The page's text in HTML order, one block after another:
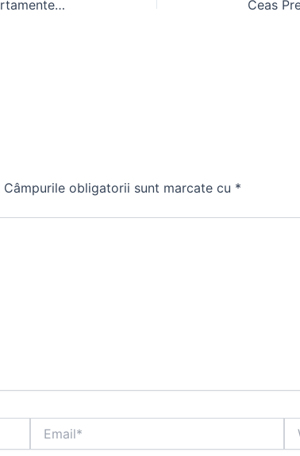
Casa de vânzare Iancu Nicolae – apartamente studiouri
Câmpurile obligatorii sunt marcate cu *